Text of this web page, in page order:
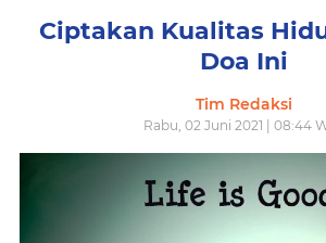
Ciptakan Kualitas
Doa Ini
Tim Redaksi
Rabu, 02 Juni 2021 | 08:44